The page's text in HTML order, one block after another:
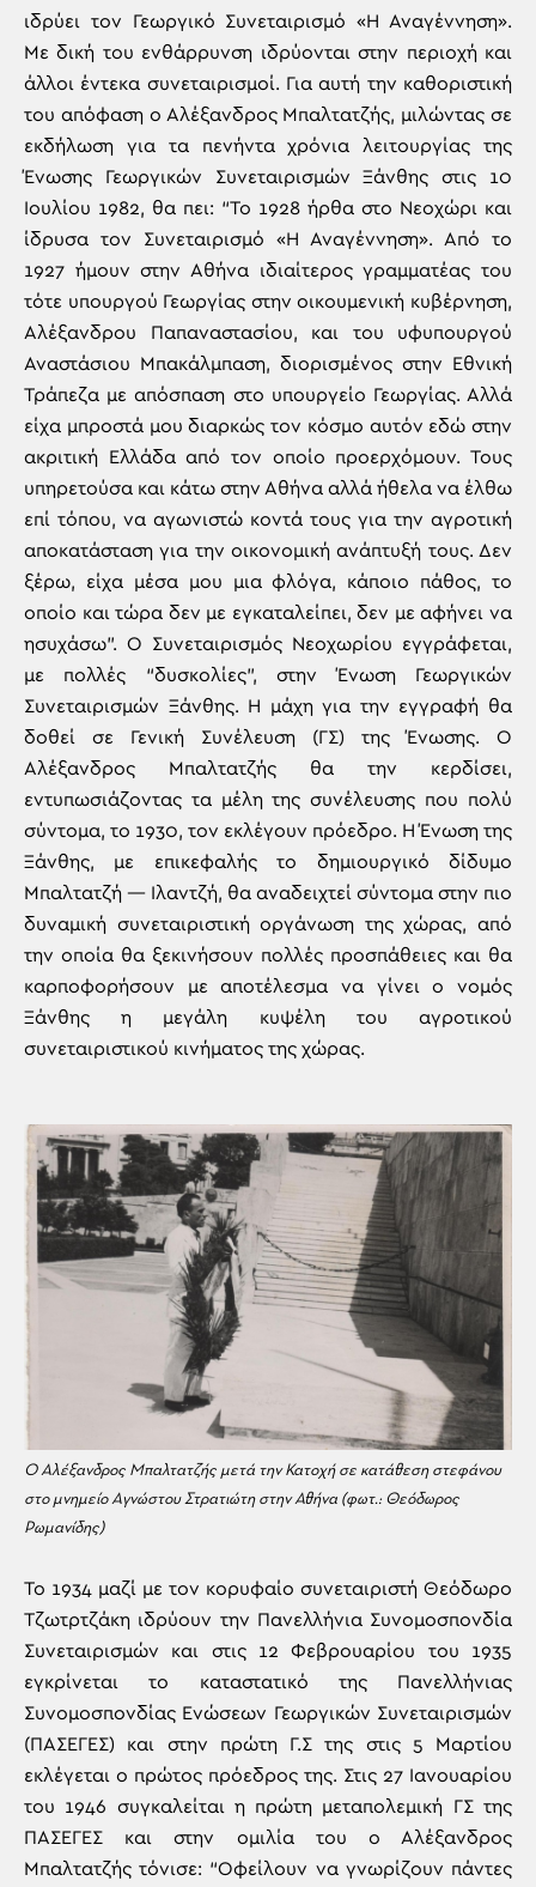
ιδρύει τον Γεωργικό Συνεταιρισμό «Η Αναγέννηση».
Με δική του ενθάρρυνση ιδρύονται στην περιοχή και
άλλοι έντεκα συνεταιρισμοί. Για αυτή την καθοριστική
του απόφαση ο Αλέξανδρος Μπαλτατζής, μιλώντας σε
εκδήλωση για τα πενήντα χρόνια λειτουργίας της
Ένωσης Γεωργικών Συνεταιρισμών Ξάνθης στις 10
Ιουλίου 1982, θα πει: “Το 1928 ήρθα στο Νεοχώρι και
ίδρυσα τον Συνεταιρισμό «Η Αναγέννηση». Από το
1927 ήμουν στην Αθήνα ιδιαίτερος γραμματέας του
τότε υπουργού Γεωργίας στην οικουμενική κυβέρνηση,
Αλέξανδρου Παπαναστασίου, και του υφυπουργού
Αναστάσιου Μπακάλμπαση, διορισμένος στην Εθνική
Τράπεζα με απόσπαση στο υπουργείο Γεωργίας. Αλλά
είχα μπροστά μου διαρκώς τον κόσμο αυτόν εδώ στην
ακριτική Ελλάδα από τον οποίο προερχόμουν. Τους
υπηρετούσα και κάτω στην Αθήνα αλλά ήθελα να έλθω
επί τόπου, να αγωνιστώ κοντά τους για την αγροτική
αποκατάσταση για την οικονομική ανάπτυξή τους. Δεν
ξέρω, είχα μέσα μου μια φλόγα, κάποιο πάθος, το
οποίο και τώρα δεν με εγκαταλείπει, δεν με αφήνει να
ησυχάσω”. Ο Συνεταιρισμός Νεοχωρίου εγγράφεται,
με πολλές “δυσκολίες”, στην Ένωση Γεωργικών
Συνεταιρισμών Ξάνθης. Η μάχη για την εγγραφή θα
δοθεί σε Γενική Συνέλευση (ΓΣ) της Ένωσης. Ο
Αλέξανδρος Μπαλτατζής θα την κερδίσει,
εντυπωσιάζοντας τα μέλη της συνέλευσης που πολύ
σύντομα, το 1930, τον εκλέγουν πρόεδρο. Η Ένωση της
Ξάνθης, με επικεφαλής το δημιουργικό δίδυμο
Μπαλτατζή — Ιλαντζή, θα αναδειχτεί σύντομα στην πιο
δυναμική συνεταιριστική οργάνωση της χώρας, από
την οποία θα ξεκινήσουν πολλές προσπάθειες και θα
καρποφορήσουν με αποτέλεσμα να γίνει ο νομός
Ξάνθης η μεγάλη κυψέλη του αγροτικού
συνεταιριστικού κινήματος της χώρας.
Ο Αλέξανδρος Μπαλτατζής μετά την Κατοχή σε κατάθεση στεφάνου
στο μνημείο Aγνώστου Στρατιώτη στην Αθήνα (φωτ.: Θεόδωρος
Ρωμανίδης)
Το 1934 μαζί με τον κορυφαίο συνεταιριστή Θεόδωρο
Τζωτρτζάκη ιδρύουν την Πανελλήνια Συνομοσπονδία
Συνεταιρισμών και στις 12 Φεβρουαρίου του 1935
εγκρίνεται το καταστατικό της Πανελλήνιας
Συνομοσπονδίας Ενώσεων Γεωργικών Συνεταιρισμών
(ΠΑΣΕΓΕΣ) και στην πρώτη Γ.Σ της στις 5 Μαρτίου
εκλέγεται ο πρώτος πρόεδρος της. Στις 27 Ιανουαρίου
του 1946 συγκαλείται η πρώτη μεταπολεμική ΓΣ της
ΠΑΣΕΓΕΣ και στην ομιλία του ο Αλέξανδρος
Μπαλτατζής τόνισε: “Οφείλουν να γνωρίζουν πάντες